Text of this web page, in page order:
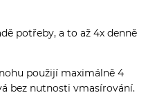
potřeby, a to až 4x denně
použijí maximálně 4
bez nutnosti vmasírování.